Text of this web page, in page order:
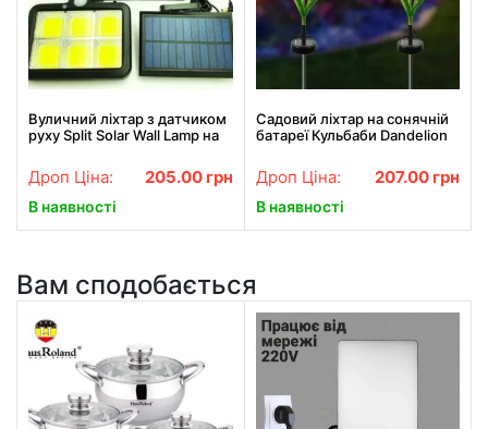
Вуличний ліхтар з датчиком
руху Split Solar Wall Lamp на
Дроп Ціна: 205.00 грн
В наявності
Садовий ліхтар на сонячній
батареї Кульбаби Dandelion
Дроп Ціна: 207.00 грн
В наявності
Вам сподобається